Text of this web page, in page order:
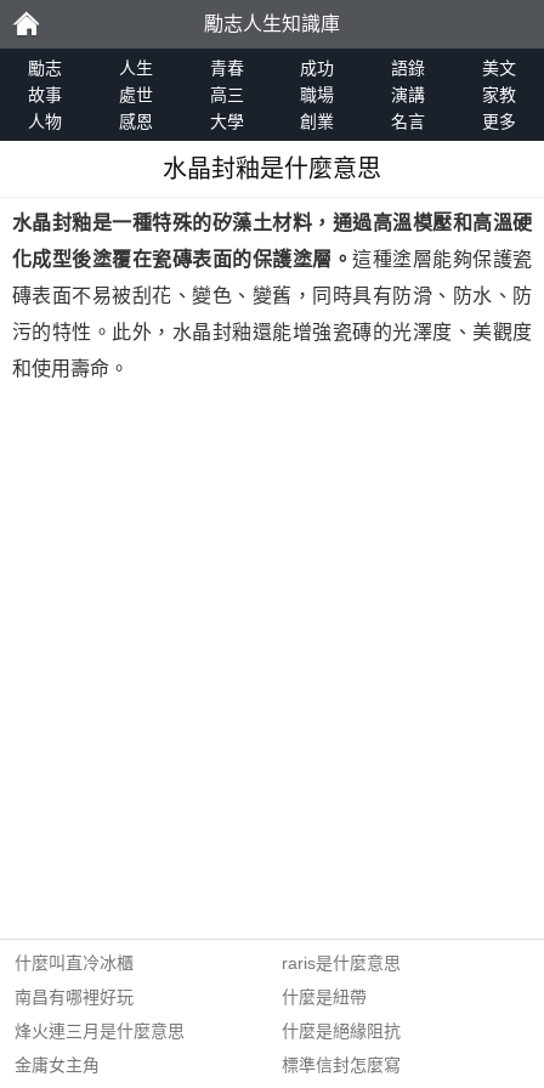
勵
志
勵志人生知識庫
勵志 人生 青春 成功 語錄
美文
故事
處世 高三 職場 演講
家教
人物
感恩 大學 創業 名言 更多
水晶封釉是什麼意思
水晶封釉是一種特殊的矽藻土材料，通過高溫模壓和高溫硬
化成型後塗覆在瓷磚表面的保護塗層。這種塗層能夠保護瓷
磚表面不易被刮花、變色、變舊，同時具有防滑、防水、防
污的特性。此外，水晶封釉還能增強瓷磚的光澤度、美觀度
和使用壽命。
什麼叫直冷冰櫃
南昌有哪裡好玩
烽火連三月是什麼意思
金庸女主角
raris是什麼意思
什麼是紐帶
什麼是絕緣阻抗
標準信封怎麼寫